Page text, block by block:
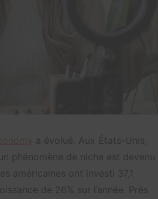
a évolué. Aux États-Unis,
phénomène de niche est devenu
américaines ont investi 37,1
de 26% sur l’année. Près